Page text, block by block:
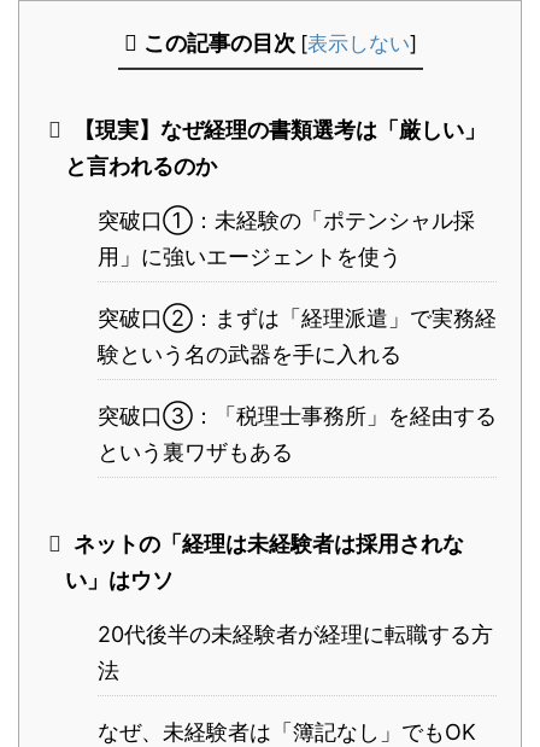
この記事の目次 [表示しない]
【現実】なぜ経理の書類選考は「厳しい」
と言われるのか
突破口①：未経験の「ポテンシャル採
用」に強いエージェントを使う
突破口②：まずは「経理派遣」で実務経
験という名の武器を手に入れる
突破口③：「税理士事務所」を経由する
という裏ワザもある
ネットの「経理は未経験者は採用されな
い」はウソ
20代後半の未経験者が経理に転職する方
法
なぜ、未経験者は「簿記なし」でもOK